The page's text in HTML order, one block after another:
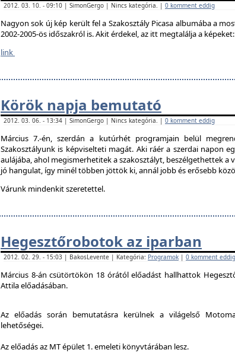
2012. 03. 10. - 09:10 | SimonGergo | Nincs kategória. | 0 komment eddig
Nagyon sok új kép került fel a Szakosztály Picasa albumába a
2002-2005-ös időszakról is. Akit érdekel, az itt megtalálja a képeket:
link
Körök napja bemutató
2012. 03. 06. - 13:34 | SimonGergo | Nincs kategória. | 0 komment eddig
Március 7.-én, szerdán a kutúrhét programjain belül
Szakosztályunk is képviselteti magát. Aki ráér a szerdai napon
aulájába, ahol megismerhetitek a szakosztályt, beszélgethettek a
jó hangulat, így minél többen jöttök ki, annál jobb és erősebb
Várunk mindenkit szeretettel.
Hegesztőrobotok az iparban
2012. 02. 29. - 15:03 | BakosLevente | Kategória: Programok | 0 komment eddig
Március 8-án csütörtökön 18 órától előadást hallhattok
Attila előadásában.
Az előadás során bemutatásra kerülnek a világelső
lehetőségei.
Az előadás az MT épület 1. emeleti könyvtárában lesz.